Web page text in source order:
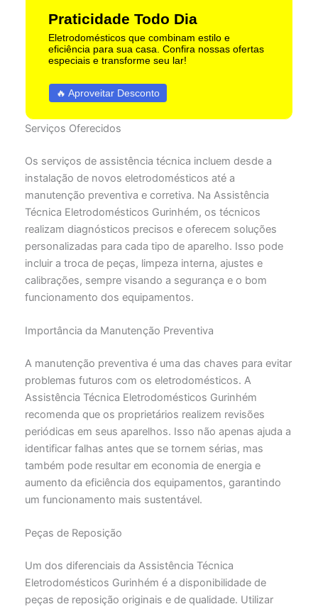
Praticidade Todo Dia
Eletrodomésticos que combinam estilo e
eficiência para sua casa. Confira nossas ofertas
especiais e transforme seu lar!
🔥 Aproveitar Desconto
Serviços Oferecidos
Os serviços de assistência técnica incluem desde a
instalação de novos eletrodomésticos até a
manutenção preventiva e corretiva. Na Assistência
Técnica Eletrodomésticos Gurinhém, os técnicos
realizam diagnósticos precisos e oferecem soluções
personalizadas para cada tipo de aparelho. Isso pode
incluir a troca de peças, limpeza interna, ajustes e
calibrações, sempre visando a segurança e o bom
funcionamento dos equipamentos.
Importância da Manutenção Preventiva
A manutenção preventiva é uma das chaves para evitar
problemas futuros com os eletrodomésticos. A
Assistência Técnica Eletrodomésticos Gurinhém
recomenda que os proprietários realizem revisões
periódicas em seus aparelhos. Isso não apenas ajuda a
identificar falhas antes que se tornem sérias, mas
também pode resultar em economia de energia e
aumento da eficiência dos equipamentos, garantindo
um funcionamento mais sustentável.
Peças de Reposição
Um dos diferenciais da Assistência Técnica
Eletrodomésticos Gurinhém é a disponibilidade de
peças de reposição originais e de qualidade. Utilizar